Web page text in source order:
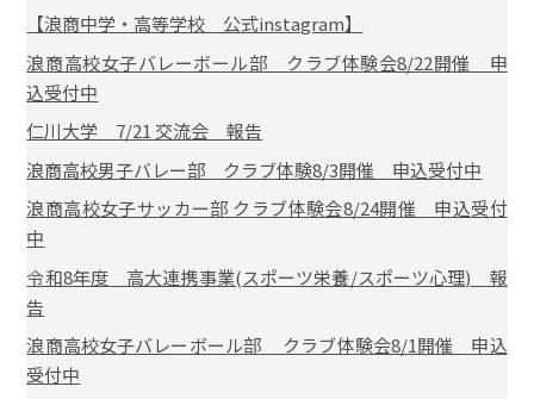
【浪商中学・高等学校 公式instagram】
浪商高校女子バレーボール部 クラブ体験会8/22開催 申
込受付中
仁川大学 7/21 交流会 報告
浪商高校男子バレー部 クラブ体験8/3開催 申込受付中
浪商高校女子サッカー部 クラブ体験会8/24開催 申込受付
中
令和8年度 高大連携事業(スポーツ栄養/スポーツ心理) 報
告
浪商高校女子バレーボール部 クラブ体験会8/1開催 申込
受付中